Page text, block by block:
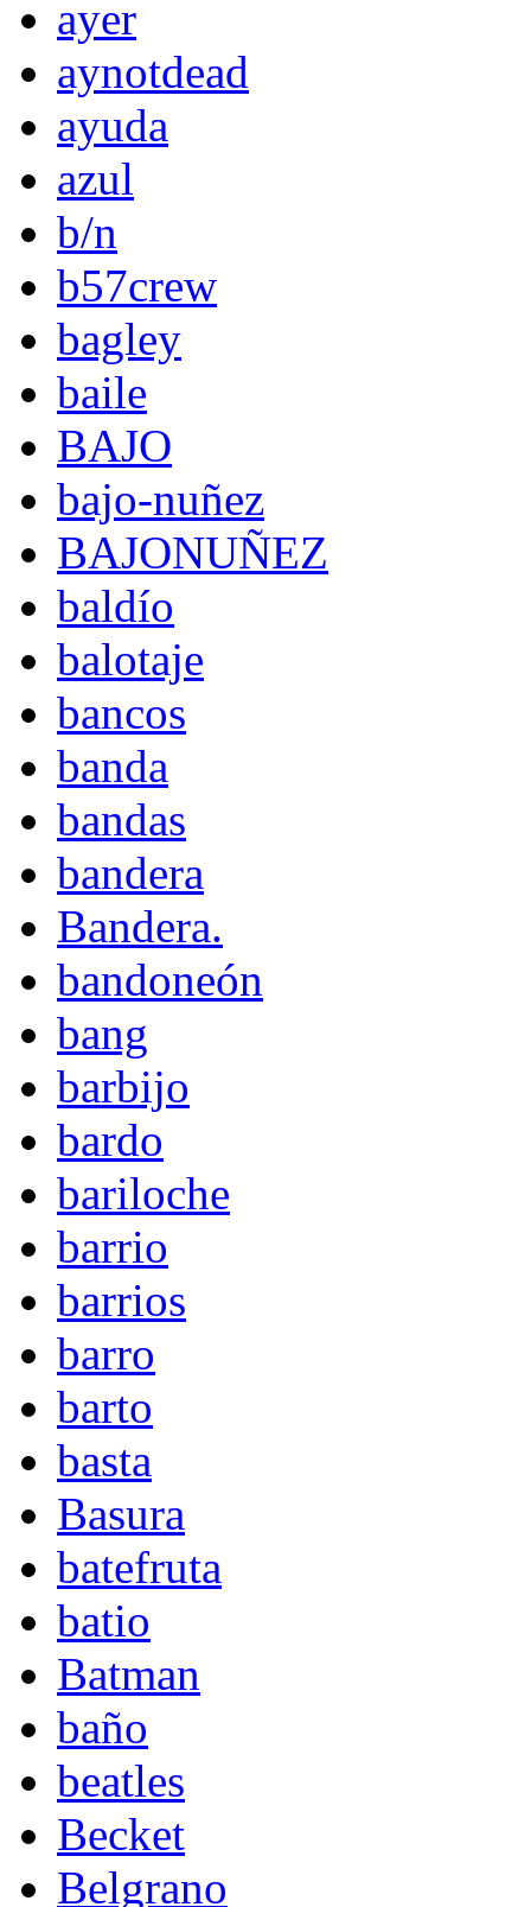
ayer
aynotdead
ayuda
azul
b/n
b57crew
bagley
baile
BAJO
bajo-nuñez
BAJONUÑEZ
baldío
balotaje
bancos
banda
bandas
bandera
Bandera.
bandoneón
bang
barbijo
bardo
bariloche
barrio
barrios
barro
barto
basta
Basura
batefruta
batio
Batman
baño
beatles
Becket
Belgrano